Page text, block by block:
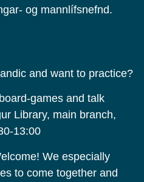
og mannlífsnefnd.
and want to practice?
games and talk
Library, main branch,
13:00
We especially
to come together and